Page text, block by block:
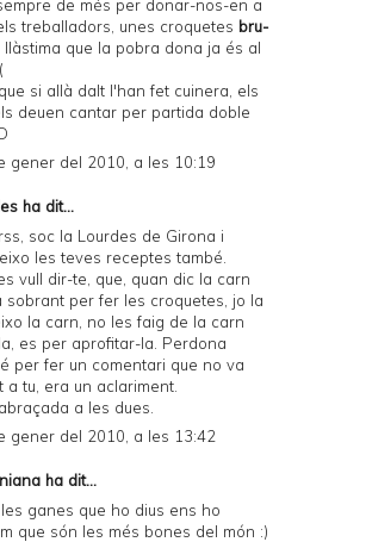
de més per donar-nos-en a
treballadors, unes croquetes bru-
... llàstima que la pobra dona ja és al
si allà dalt l'han fet cuinera, els
deuen cantar per partida doble
gener del 2010, a les 10:19
ha dit...
soc la Lourdes de Girona i
les teves receptes també.
vull dir-te, que, quan dic la carn
sobrant per fer les croquetes, jo la
la carn, no les faig de la carn
es per aprofitar-la. Perdona
per fer un comentari que no va
a tu, era un aclariment.
a les dues.
gener del 2010, a les 13:42
ha dit...
ganes que ho dius ens ho
que són les més bones del món :)